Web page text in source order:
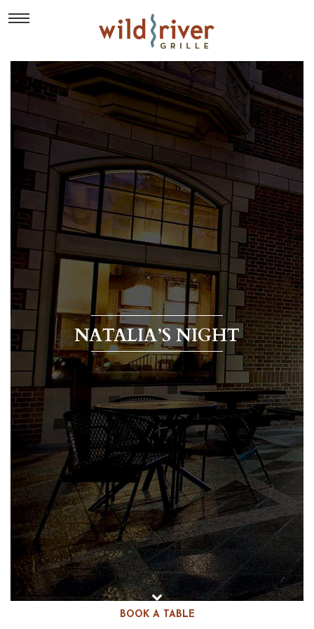
BOOK A TABLE
NATALIA’S NIGHT